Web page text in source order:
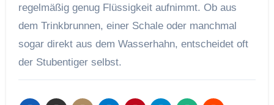
regelmäßig genug Flüssigkeit aufnimmt. Ob aus
dem Trinkbrunnen, einer Schale oder manchmal
sogar direkt aus dem Wasserhahn, entscheidet oft
der Stubentiger selbst.